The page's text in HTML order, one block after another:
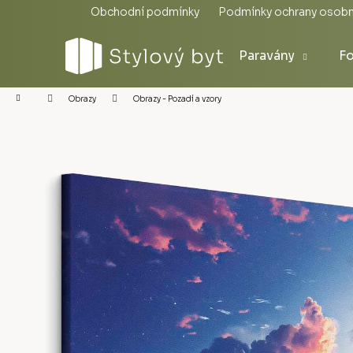
Obchodní podmínky Podmínky ochrany
Paravány
Domů Obrazy Obrazy - Pozadí a vzory